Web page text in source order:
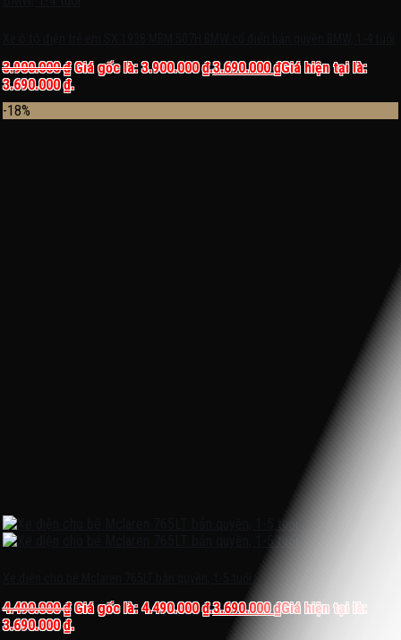
3.900.000₫ Giá gốc là: 3.900.000 ₫.3.690.000₫Giá hiện tại là:
3.690.000 ₫.
-18%
4.490.000₫ Giá gốc là: 4.490.000 ₫.3.690.000₫Giá hiện tại là:
3.690.000 ₫.